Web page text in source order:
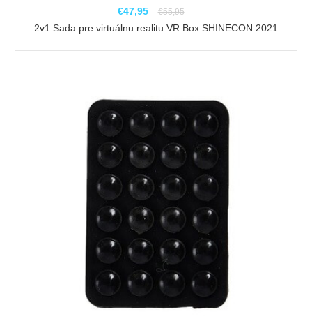
€47,95 €55,95
2v1 Sada pre virtuálnu realitu VR Box SHINECON 2021